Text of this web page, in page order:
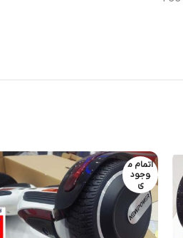
اتمام م
وجود
ی